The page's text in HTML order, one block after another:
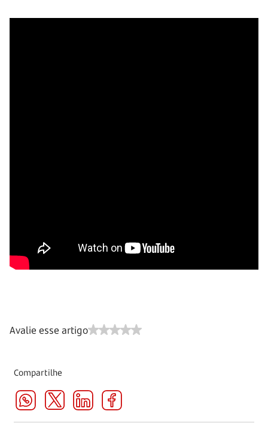
Avalie esse artigo
Compartilhe